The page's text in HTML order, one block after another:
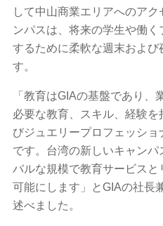
して中山商業エリアへのア
ンパスは、将来の学生や働
するために柔軟な週末および
す。
「教育はGIAの基盤であり、
必要な教育、スキル、経験
びジュエリープロフェッシ
です。台湾の新しいキャン
バルな規模で教育サービス
可能にします」とGIAの社長
述べました。